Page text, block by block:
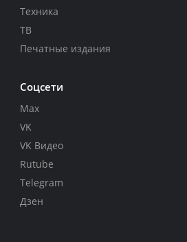
Техника
ТВ
Печатные издания
Соцсети
Max
VK
VK Видео
Rutube
Telegram
Дзен